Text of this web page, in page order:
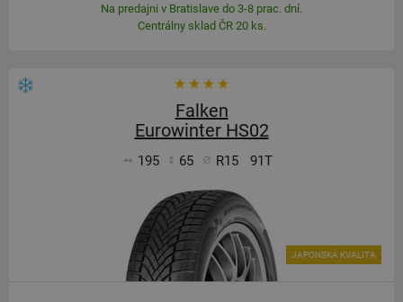
Na predajni v Bratislave do 3-8 prac. dní.
Centrálny sklad ČR 20 ks.
Falken
Eurowinter HS02
195 65 R15 91T
JAPONSKÁ KVALITA